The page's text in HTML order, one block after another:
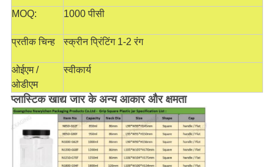
MOQ: 1000 पीसी
प्रतीक चिन्ह स्क्रीन प्रिंटिंग 1-2 रंग
ओईएम /
ओडीएम
स्वीकार्य
प्लास्टिक खाद्य जार के अन्य आकार और क्षमता